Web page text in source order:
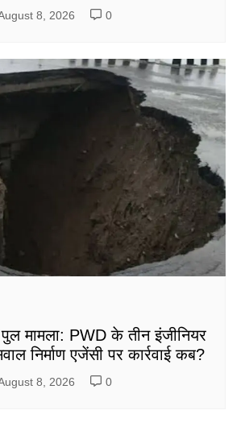
8, 2026 0
मामला: PWD के तीन इंजीनियर
निर्माण एजेंसी पर कार्रवाई कब?
8, 2026 0